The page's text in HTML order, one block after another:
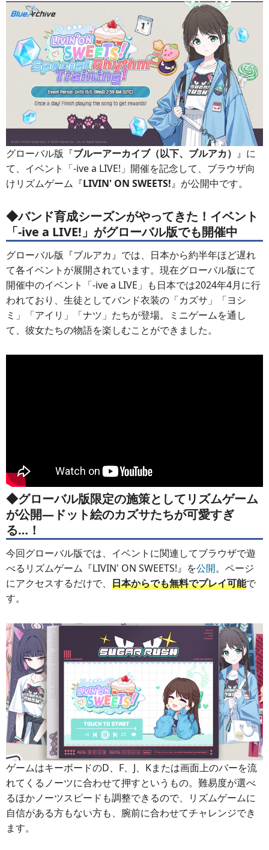
グローバル版『ブルーアーカイブ（以下、ブルアカ） 』に
て、イベント「-ive a LIVE!」開催を記念して、ブラウザ向
けリズムゲーム『LIVIN' ON SWEETS!』が公開中です。
◆バンド育成シーズンがやってきた！イベント
「-ive a LIVE!」がグローバル版でも開催中
グローバル版『ブルアカ』では、日本から約半年ほど遅れ
て各イベントが展開されています。現在グローバル版にて
開催中のイベント「-ive a LIVE」も日本では2024年4月に行
われており、生徒としてバンド衣装の「カズサ」「ヨシ
ミ」「アイリ」「ナツ」たちが登場。ミニゲームを通し
て、彼女たちの物語を楽しむことができました。
◆グローバル版限定の施策としてリズムゲーム
が公開―ドット絵のカズサたちが可愛すぎ
る…！
今回グローバル版では、イベントに関連してブラウザで遊
べるリズムゲーム『LIVIN' ON SWEETS!』を公開。ページ
にアクセスするだけで、 日本からでも無料でプレイ可能で
す。
ゲームはキーボードのD、F、J、Kまたは画面上のバーを流
れてくるノーツに合わせて押すというもの。難易度が選べ
るほかノーツスピードも調整できるので、リズムゲームに
自信がある方もない方も、腕前に合わせてチャレンジでき
ます。